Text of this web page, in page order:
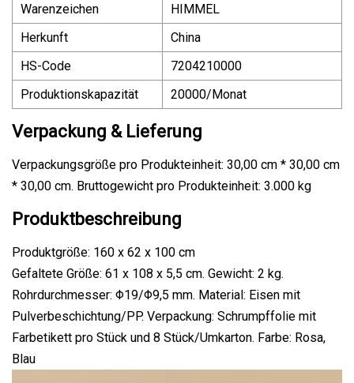
Warenzeichen
HIMMEL
Herkunft
China
HS-Code
7204210000
Produktionskapazität
20000/Monat
Verpackung & Lieferung
Verpackungsgröße pro Produkteinheit: 30,00 cm * 30,00 cm
* 30,00 cm. Bruttogewicht pro Produkteinheit: 3.000 kg
Produktbeschreibung
Produktgröße: 160 x 62 x 100 cm
Gefaltete Größe: 61 x 108 x 5,5 cm. Gewicht: 2 kg.
Rohrdurchmesser: Φ19/Φ9,5 mm. Material: Eisen mit
Pulverbeschichtung/PP. Verpackung: Schrumpffolie mit
Farbetikett pro Stück und 8 Stück/Umkarton. Farbe: Rosa,
Blau